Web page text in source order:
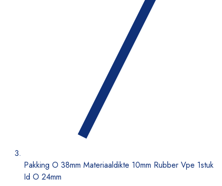
Pakking O 38mm Materiaaldikte 10mm Rubber Vpe 1stuk
Id O 24mm